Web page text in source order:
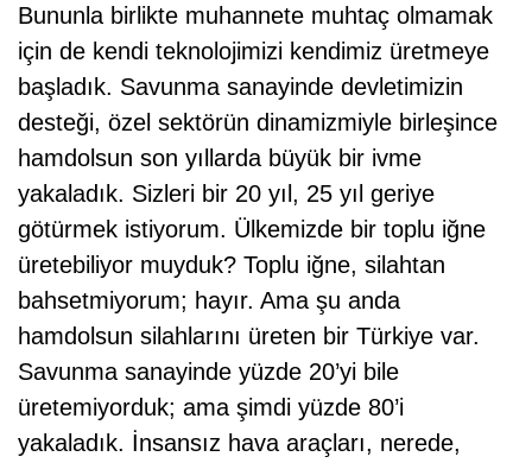
Bununla birlikte muhannete muhtaç olmamak
için de kendi teknolojimizi kendimiz üretmeye
başladık. Savunma sanayinde devletimizin
desteği, özel sektörün dinamizmiyle birleşince
hamdolsun son yıllarda büyük bir ivme
yakaladık. Sizleri bir 20 yıl, 25 yıl geriye
götürmek istiyorum. Ülkemizde bir toplu iğne
üretebiliyor muyduk? Toplu iğne, silahtan
bahsetmiyorum; hayır. Ama şu anda
hamdolsun silahlarını üreten bir Türkiye var.
Savunma sanayinde yüzde 20’yi bile
üretemiyorduk; ama şimdi yüzde 80’i
yakaladık. İnsansız hava araçları, nerede,